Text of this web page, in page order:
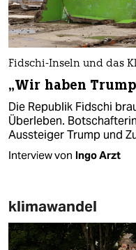
Fidschi-Inseln und das
„Wir haben
Die Republik Fidschi
Überleben.
Aussteiger Trump und
Interview von Ingo Arzt
klimawandel